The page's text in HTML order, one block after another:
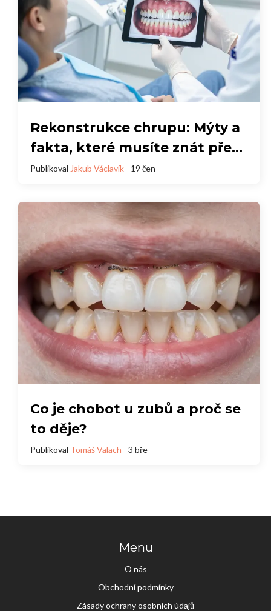
Rekonstrukce chrupu: Mýty a
fakta, které musíte znát před
rozhodnutím
Publikoval Jakub Václavík - 19 čen
Co je chobot u zubů a proč se
to děje?
Publikoval Tomáš Valach - 3 bře
Menu
O nás
Obchodní podmínky
Zásady ochrany osobních údajů